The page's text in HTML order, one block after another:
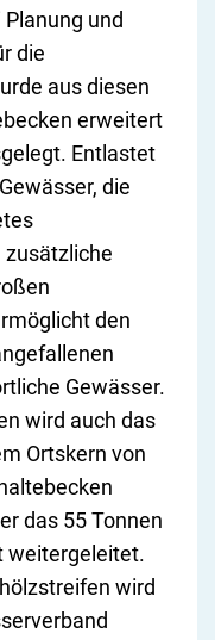
und
die
aus diesen
erweitert
Entlastet
die
zusätzliche
den
Gewässer.
wird auch das
Ortskern von
das 55 Tonnen
weitergeleitet.
wird